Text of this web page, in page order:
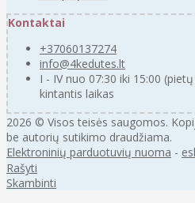
Kontaktai
+37060137274
info@4kedutes.lt
I - IV nuo 07:30 iki 15:00
kintantis laikas
2026 © Visos teisės saugomos.
be autorių sutikimo draudžiama.
Elektroninių parduotuvių nuoma -
Rašyti
Skambinti